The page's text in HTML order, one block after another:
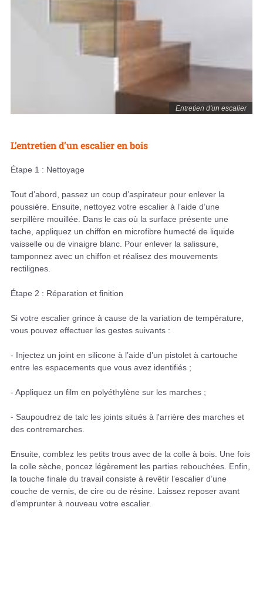
Entretien d'un escalier
L’entretien d’un escalier en bois
Étape 1 : Nettoyage
Tout d’abord, passez un coup d’aspirateur pour enlever la
poussière. Ensuite, nettoyez votre escalier à l’aide d’une
serpillère mouillée. Dans le cas où la surface présente une
tache, appliquez un chiffon en microfibre humecté de liquide
vaisselle ou de vinaigre blanc. Pour enlever la salissure,
tamponnez avec un chiffon et réalisez des mouvements
rectilignes.
Étape 2 : Réparation et finition
Si votre escalier grince à cause de la variation de température,
vous pouvez effectuer les gestes suivants :
- Injectez un joint en silicone à l’aide d’un pistolet à cartouche
entre les espacements que vous avez identifiés ;
- Appliquez un film en polyéthylène sur les marches ;
- Saupoudrez de talc les joints situés à l'arrière des marches et
des contremarches.
Ensuite, comblez les petits trous avec de la colle à bois. Une fois
la colle sèche, poncez légèrement les parties rebouchées. Enfin,
la touche finale du travail consiste à revêtir l’escalier d’une
couche de vernis, de cire ou de résine. Laissez reposer avant
d’emprunter à nouveau votre escalier.